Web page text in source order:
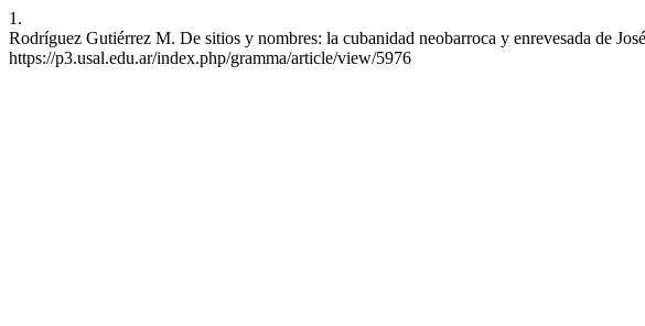
1.
Rodríguez Gutiérrez M. De sitios y nombres: la cubanidad neobarroca y enrevesada de
https://p3.usal.edu.ar/index.php/gramma/article/view/5976